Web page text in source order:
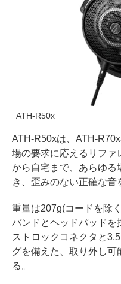
ATH-R50x
ATH-R50xは、ATH-
場の要求に応えるリファ
から自宅まで、あらゆる
き、歪みのない正確な音
重量は207g(コードを除
バンドとヘッドパッドを
ストロックコネクタと
グを備えた、取り外し可
る。